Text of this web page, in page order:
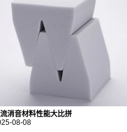
消音材料性能大比拼
08-08